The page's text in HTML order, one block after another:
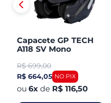
Capacete GP TECH
A118 SV Mono
Fosco
R$ 699,00
R$ 664,05
6x de R$ 116,50